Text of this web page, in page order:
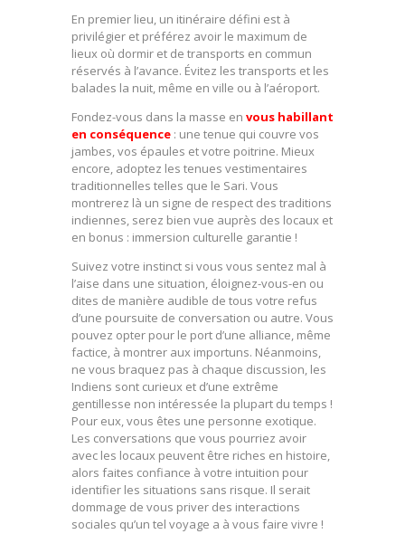
En premier lieu, un itinéraire défini est à
privilégier et préférez avoir le maximum de
lieux où dormir et de transports en commun
réservés à l’avance. Évitez les transports et les
balades la nuit, même en ville ou à l’aéroport.
Fondez-vous dans la masse en vous habillant
en conséquence : une tenue qui couvre vos
jambes, vos épaules et votre poitrine. Mieux
encore, adoptez les tenues vestimentaires
traditionnelles telles que le Sari. Vous
montrerez là un signe de respect des traditions
indiennes, serez bien vue auprès des locaux et
en bonus : immersion culturelle garantie !
Suivez votre instinct si vous vous sentez mal à
l’aise dans une situation, éloignez-vous-en ou
dites de manière audible de tous votre refus
d’une poursuite de conversation ou autre. Vous
pouvez opter pour le port d’une alliance, même
factice, à montrer aux importuns. Néanmoins,
ne vous braquez pas à chaque discussion, les
Indiens sont curieux et d’une extrême
gentillesse non intéressée la plupart du temps !
Pour eux, vous êtes une personne exotique.
Les conversations que vous pourriez avoir
avec les locaux peuvent être riches en histoire,
alors faites confiance à votre intuition pour
identifier les situations sans risque. Il serait
dommage de vous priver des interactions
sociales qu’un tel voyage a à vous faire vivre !